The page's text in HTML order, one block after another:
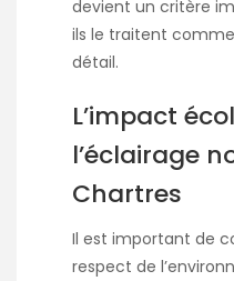
devient un critère
ils le traitent
détail.
L’impact
l’éclairage
Chartres
Il est important de
respect de